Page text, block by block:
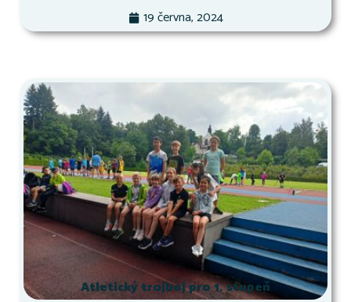
19 června, 2024
Atletický trojboj pro 1. stupeň